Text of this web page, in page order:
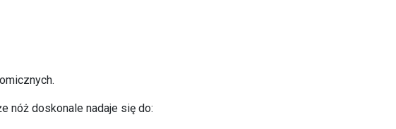
nóż doskonale nadaje się do: